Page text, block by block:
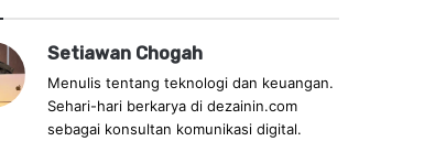
Setiawan Chogah
Menulis tentang teknologi dan keuangan.
Sehari-hari berkarya di dezainin.com
sebagai konsultan komunikasi digital.